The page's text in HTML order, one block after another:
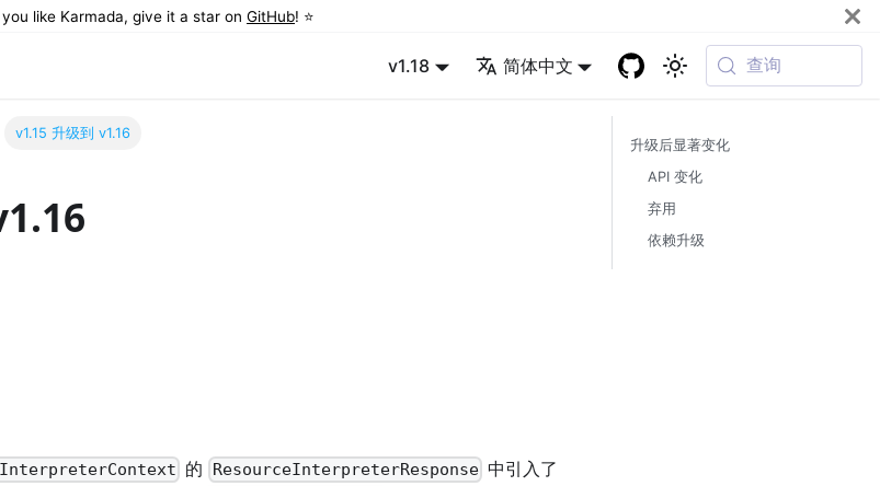
you like Karmada, give it a star on GitHub! ⭐️
v1.18 简体中文 查询
v1.15 升级到 v1.16
的 ResourceInterpreterResponse 中引入了
升级后显著变化
API 变化
弃用
依赖升级